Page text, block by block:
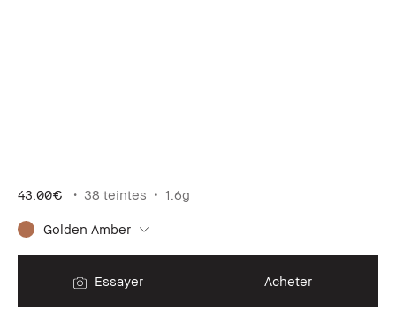
43.00€ 38 teintes 1.6g
Golden Amber
Essayer Acheter